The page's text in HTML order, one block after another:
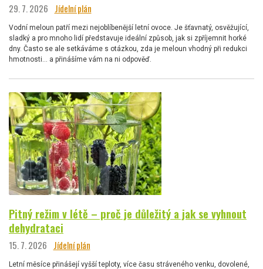
29. 7. 2026 Jídelní plán
Vodní meloun patří mezi nejoblíbenější letní ovoce. Je šťavnatý, osvěžující,
sladký a pro mnoho lidí představuje ideální způsob, jak si zpříjemnit horké
dny. Často se ale setkáváme s otázkou, zda je meloun vhodný při redukci
hmotnosti… a přinášíme vám na ni odpověď.
Pitný režim v létě – proč je důležitý a jak se vyhnout
dehydrataci
15. 7. 2026 Jídelní plán
Letní měsíce přinášejí vyšší teploty, více času stráveného venku, dovolené,